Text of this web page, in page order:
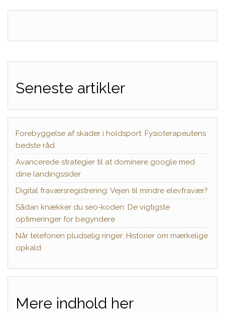
Seneste artikler
Forebyggelse af skader i holdsport: Fysioterapeutens
bedste råd
Avancerede strategier til at dominere google med
dine landingssider
Digital fraværsregistrering: Vejen til mindre elevfravær?
Sådan knækker du seo-koden: De vigtigste
optimeringer for begyndere
Når telefonen pludselig ringer: Historier om mærkelige
opkald
Mere indhold her